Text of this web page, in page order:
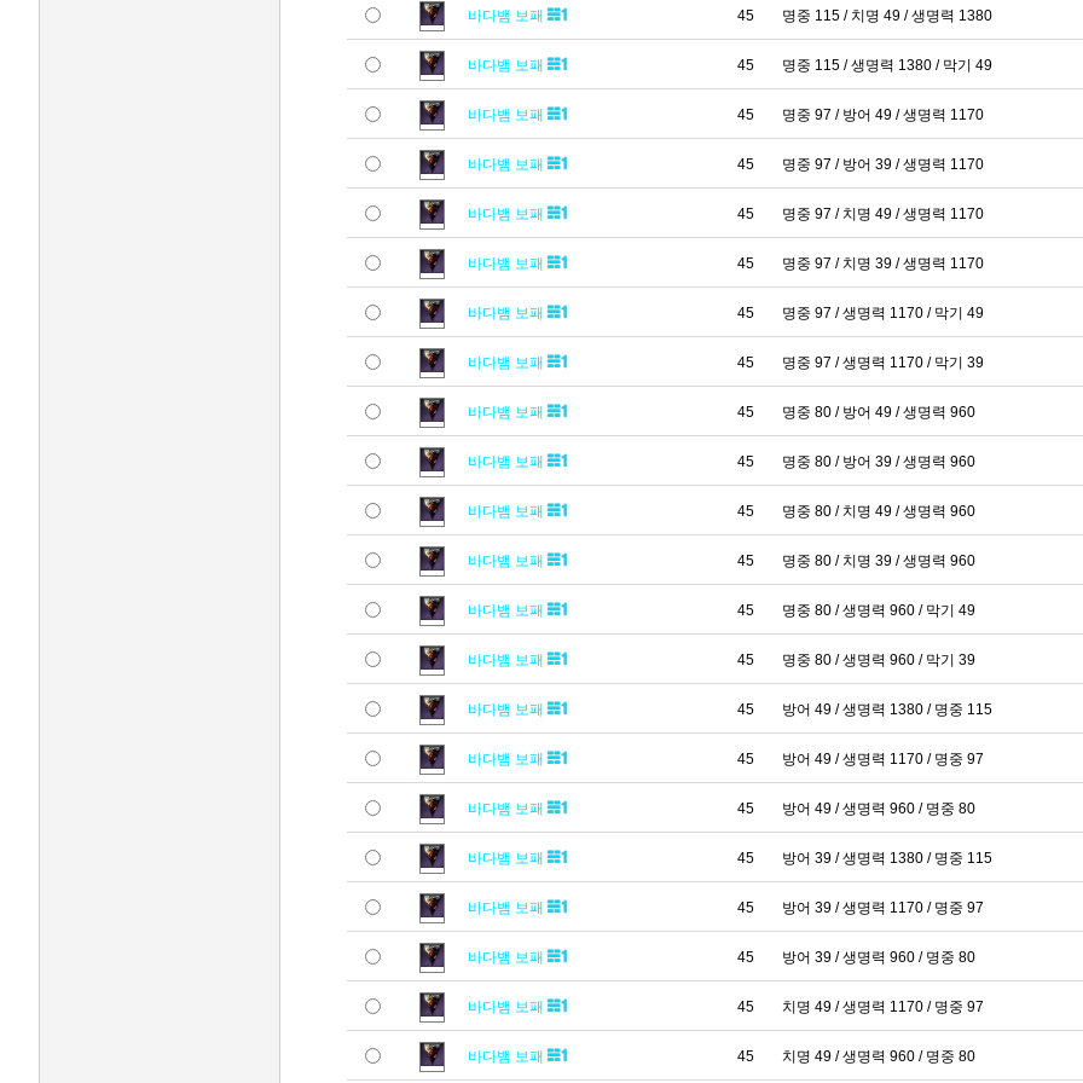
바다뱀 보패 45 명중 115 / 치명 49 / 생명력 1380
바다뱀 보패 45 명중 115 / 생명력 1380 / 막기 49
바다뱀 보패 45 명중 97 / 방어 49 / 생명력 1170
바다뱀 보패 45 명중 97 / 방어 39 / 생명력 1170
바다뱀 보패 45 명중 97 / 치명 49 / 생명력 1170
바다뱀 보패 45 명중 97 / 치명 39 / 생명력 1170
바다뱀 보패 45 명중 97 / 생명력 1170 / 막기 49
바다뱀 보패 45 명중 97 / 생명력 1170 / 막기 39
바다뱀 보패 45 명중 80 / 방어 49 / 생명력 960
바다뱀 보패 45 명중 80 / 방어 39 / 생명력 960
바다뱀 보패 45 명중 80 / 치명 49 / 생명력 960
바다뱀 보패 45 명중 80 / 치명 39 / 생명력 960
바다뱀 보패 45 명중 80 / 생명력 960 / 막기 49
바다뱀 보패 45 명중 80 / 생명력 960 / 막기 39
바다뱀 보패 45 방어 49 / 생명력 1380 / 명중 115
바다뱀 보패 45 방어 49 / 생명력 1170 / 명중 97
바다뱀 보패 45 방어 49 / 생명력 960 / 명중 80
바다뱀 보패 45 방어 39 / 생명력 1380 / 명중 115
바다뱀 보패 45 방어 39 / 생명력 1170 / 명중 97
바다뱀 보패 45 방어 39 / 생명력 960 / 명중 80
바다뱀 보패 45 치명 49 / 생명력 1170 / 명중 97
바다뱀 보패 45 치명 49 / 생명력 960 / 명중 80